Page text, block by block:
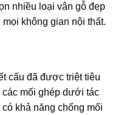
nhiều loại vân gỗ đẹp
không gian nội thất.
cấu đã được triệt tiêu
mối ghép dưới tác
khả năng chống mối